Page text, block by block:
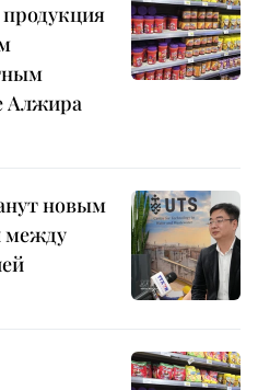
продукция
Алжира
новым
между